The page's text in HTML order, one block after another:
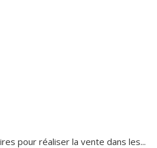
pour réaliser la vente dans les...